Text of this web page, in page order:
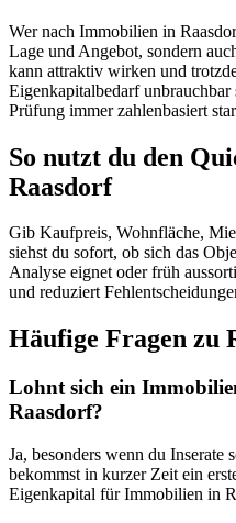
Wer nach Immobilien in
Lage und Angebot, sondern
kann attraktiv wirken und
Eigenkapitalbedarf unbrauchbar
Prüfung immer zahlenbasiert
So nutzt du den
Raasdorf
Gib Kaufpreis, Wohnfläche,
siehst du sofort, ob sich das
Analyse eignet oder früh
und reduziert
Häufige Fragen zu
Lohnt sich ein
Raasdorf?
Ja, besonders wenn du
bekommst in kurzer Zeit ein
Eigenkapital für Immobilien in